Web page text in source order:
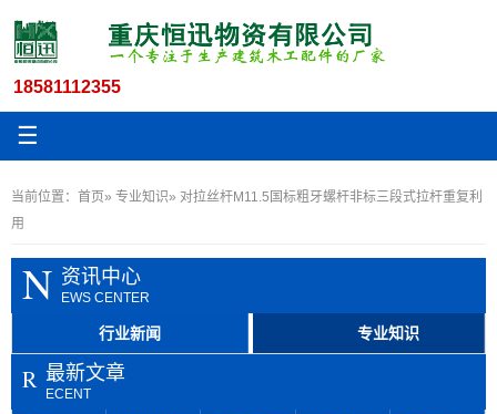
18581112355
☰
当前位置： 首页» 专业知识» 对拉丝杆M11.5国标粗牙螺杆非标三段式拉杆重复利
用
N 资讯中心
EWS CENTER
行业新闻 专业知识
R 最新文章
ECENT